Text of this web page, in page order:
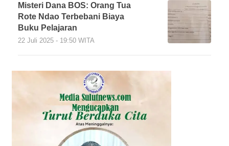
Misteri Dana BOS: Orang Tua
Rote Ndao Terbebani Biaya
Buku Pelajaran
22 Juli 2025 - 19:50 WITA